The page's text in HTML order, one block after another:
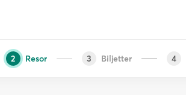
2 Resor 3 Biljetter 4